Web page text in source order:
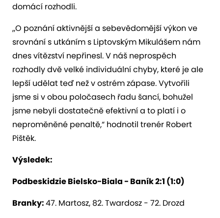
domácí rozhodli.
„O poznání aktivnější a sebevědomější výkon ve
srovnání s utkáním s Liptovským Mikulášem nám
dnes vítězství nepřinesl. V náš neprospěch
rozhodly dvě velké individuální chyby, které je ale
lepší udělat teď než v ostrém zápase. Vytvořili
jsme si v obou poločasech řadu šancí, bohužel
jsme nebyli dostatečně efektivní a to platí i o
neproměněné penaltě,“ hodnotil trenér Robert
Pištěk.
Výsledek:
Podbeskidzie Bielsko-Biala - Baník 2:1 (1:0)
Branky:47. Martosz, 82. Twardosz - 72. Drozd